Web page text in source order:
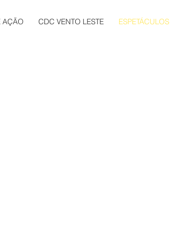
AÇÃO CDC VENTO LESTE ESPETÁCULOS